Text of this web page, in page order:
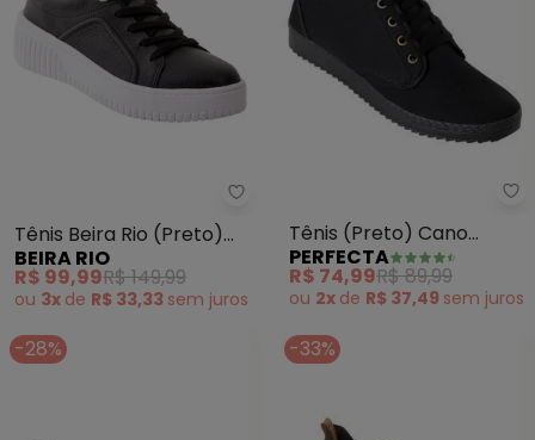
Beira Rio - Tênis Beira Rio
Tênis Beira Rio (Preto)
em Sintético
BEIRA RIO
R$ 99,99R$ 149,99
ou 3x de R$ 33,33 sem juros
Tênis (Preto) Cano
Médido em Tecido
PERFECTA
R$ 74,99R$ 89,99
ou 2x de R$ 37,49 sem juros
-28% -33%